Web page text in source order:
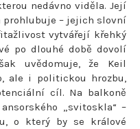
nedávno viděla. Její
prohlubuje – jejich slovní
vytvářejí křehký
po dlouhé době dovolí
uvědomuje, že Keil
ale i politickou hrozbu,
cíl. Na balkoně
„svitoskla“ –
o který by se králové